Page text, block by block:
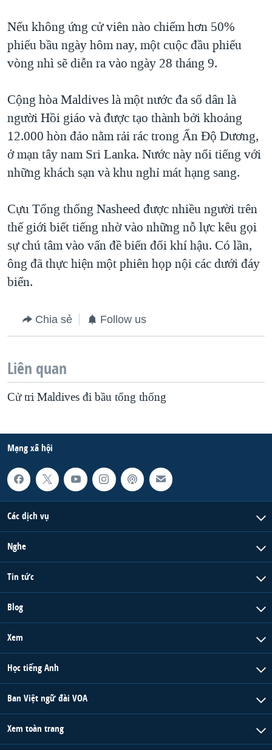
Nếu không ứng cử viên nào chiếm hơn 50%
phiếu bầu ngày hôm nay, một cuộc đầu phiếu
vòng nhì sẽ diễn ra vào ngày 28 tháng 9.
Cộng hòa Maldives là một nước đa số dân là
người Hồi giáo và được tạo thành bởi khoảng
12.000 hòn đảo nằm rải rác trong Ấn Độ Dương,
ở mạn tây nam Sri Lanka. Nước này nổi tiếng với
những khách sạn và khu nghỉ mát hạng sang.
Cựu Tổng thống Nasheed được nhiều người trên
thế giới biết tiếng nhờ vào những nỗ lực kêu gọi
sự chú tâm vào vấn đề biến đổi khí hậu. Có lần,
ông đã thực hiện một phiên họp nội các dưới đáy
biển.
Chia sẻ Follow us
Liên quan
Cử tri Maldives đi bầu tổng thống
Mạng xã hội
Các dịch vụ
Nghe
Tin tức
Blog
Xem
Học tiếng Anh
Ban Việt ngữ đài VOA
Xem toàn trang